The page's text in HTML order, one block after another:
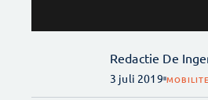
Redactie De
3 juli 2019